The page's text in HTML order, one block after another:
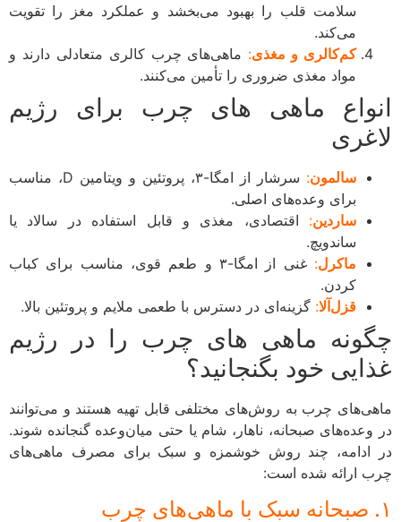
سلامت قلب را بهبود می‌بخشد و عملکرد مغز را تقویت
می‌کند.
کم‌کالری و مغذی:ماهی‌های چرب کالری متعادلی دارند و
مواد مغذی ضروری را تأمین می‌کنند.
ماهی های چرب برای رژیم
سالمون:
سرشار از امگا-۳، پروتئین و ویتامین D، مناسب
برای وعده‌های اصلی.
ساردین: اقتصادی، مغذی و قابل استفاده در سالاد یا
ساندویچ.
ماکرل:
غنی از امگا-۳ و طعم قوی، مناسب برای کباب
کردن.
قزل‌آلا: گزینه‌ای در دسترس با طعمی ملایم و پروتئین بالا.
ماهی های چرب را در رژیم
خود بگنجانید؟
چرب به روش‌های مختلفی قابل تهیه هستند و می‌توانند
صبحانه، ناهار، شام یا حتی میان‌وعده گنجانده شوند.
ادامه، چند روش خوشمزه و سبک برای مصرف ماهی‌های
ارائه شده است: